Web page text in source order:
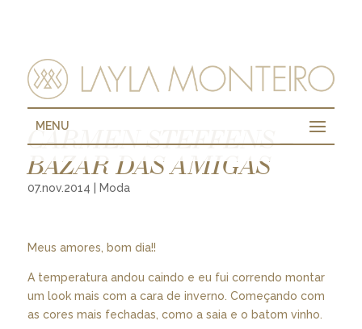
MENU
CARMEN STEFFENS –
BAZAR DAS AMIGAS
07.nov.2014 Moda
Meus amores, bom dia!!
A temperatura andou caindo e eu fui correndo montar
um look mais com a cara de inverno. Começando com
as cores mais fechadas, como a saia e o batom vinho.